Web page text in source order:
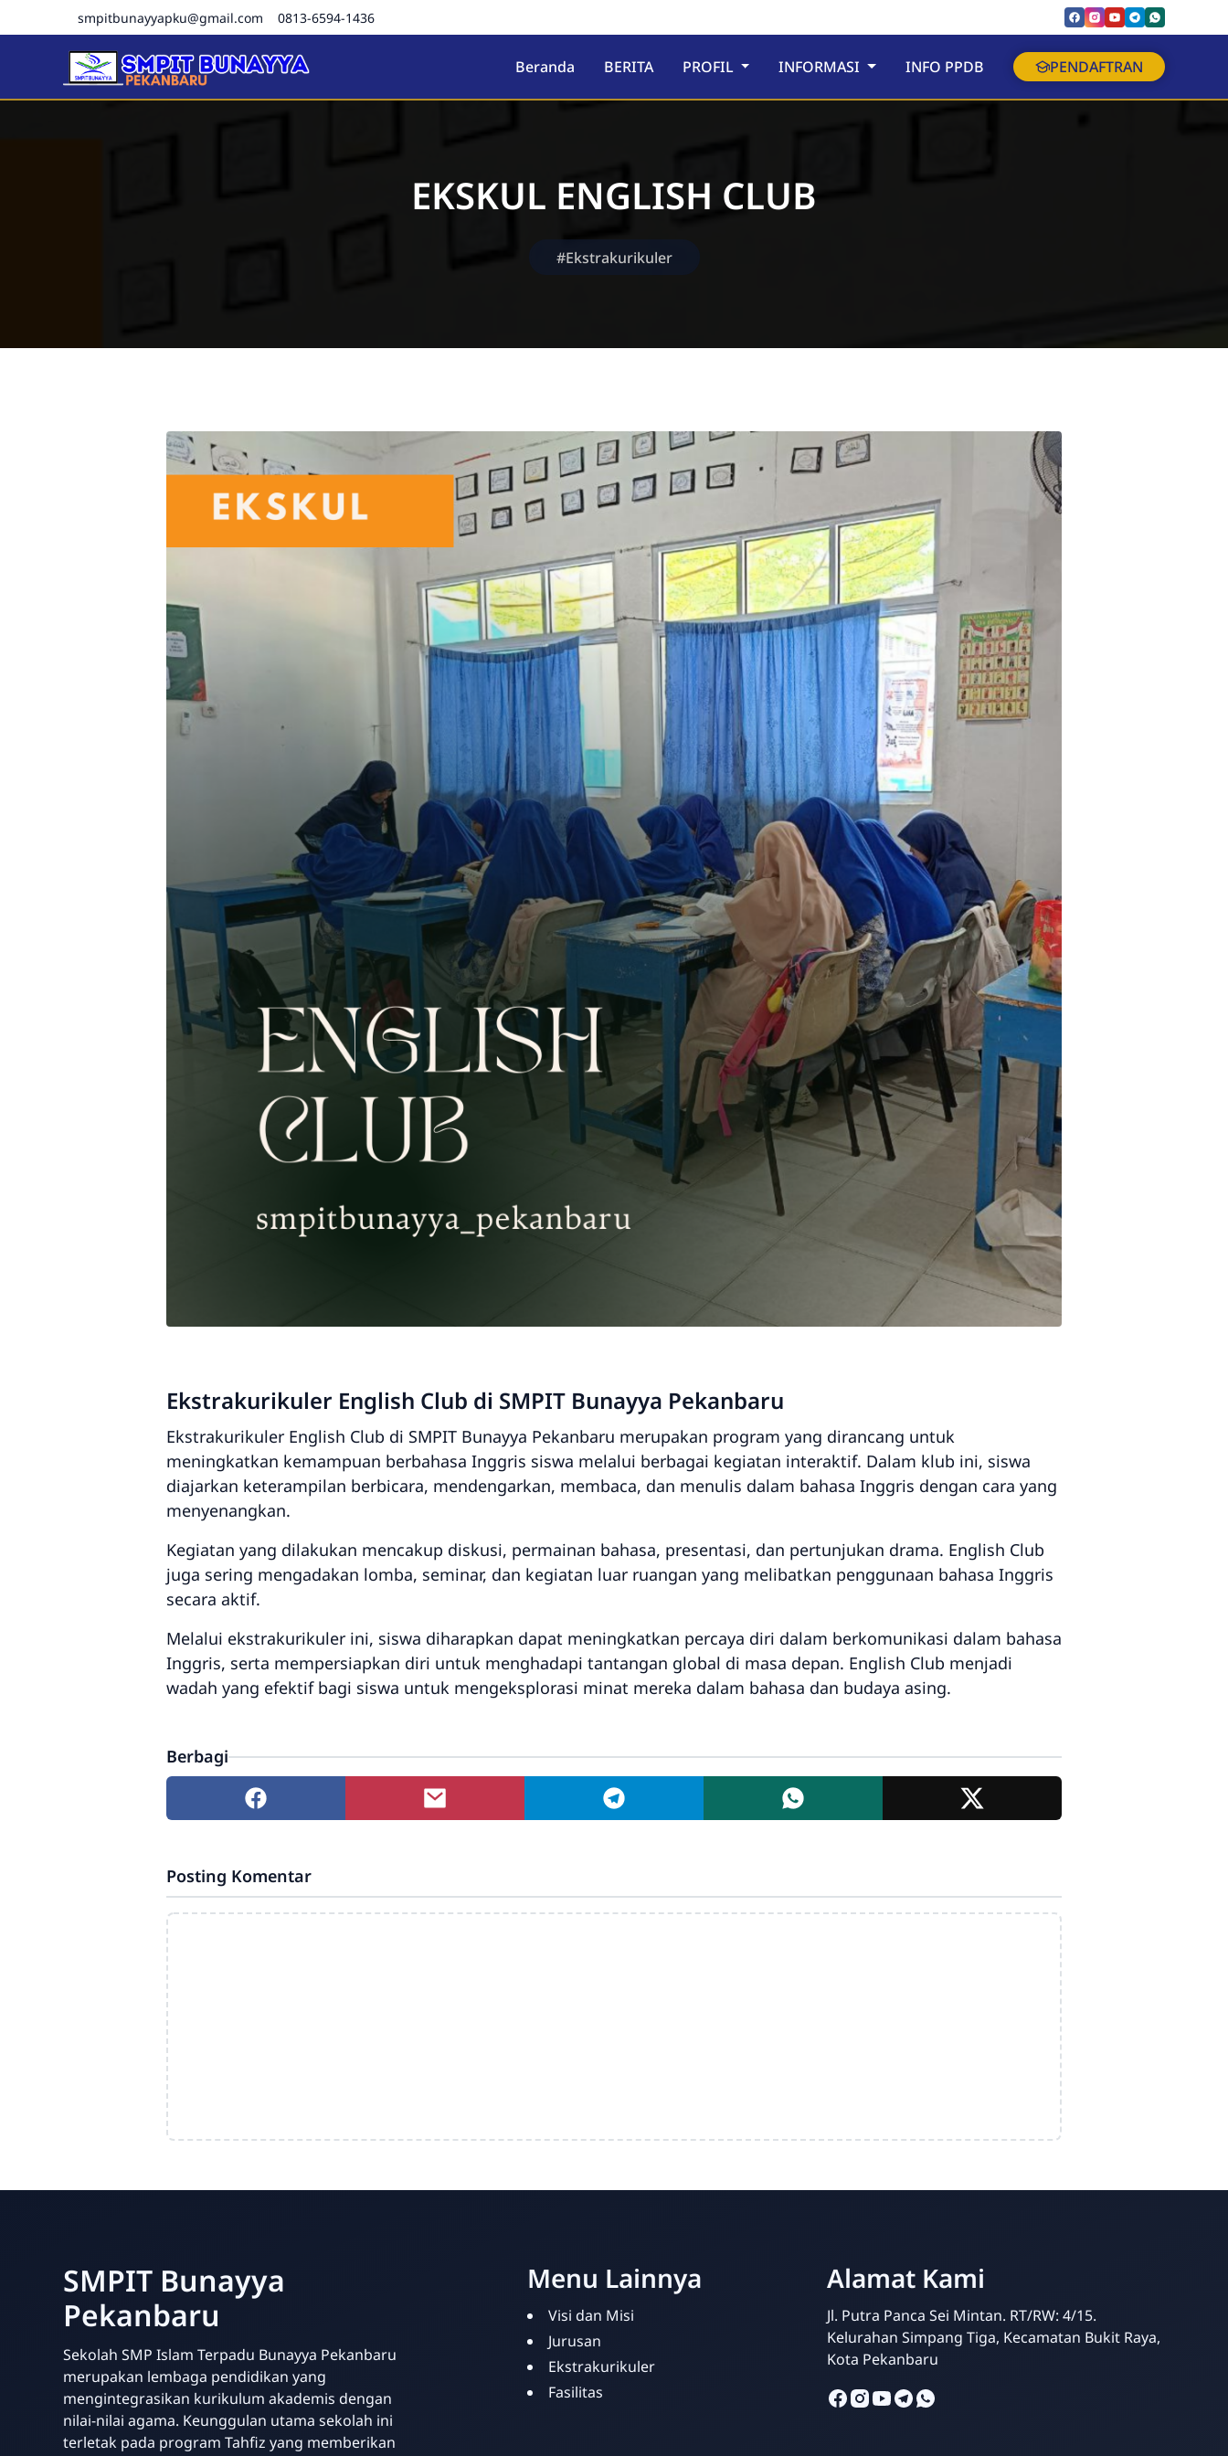
smpitbunayyapku@gmail.com 0813-6594-1436
SMPIT Bunayya Pekanbaru Beranda BERITA PROFIL INFORMASI INFO PPDB PENDAFTRAN
EKSKUL ENGLISH CLUB
#Ekstrakurikuler
Ekstrakurikuler English Club di SMPIT Bunayya Pekanbaru
Ekstrakurikuler English Club di SMPIT Bunayya Pekanbaru merupakan program yang dirancang untuk
meningkatkan kemampuan berbahasa Inggris siswa melalui berbagai kegiatan interaktif. Dalam klub ini, siswa
diajarkan keterampilan berbicara, mendengarkan, membaca, dan menulis dalam bahasa Inggris dengan cara yang
menyenangkan.
Kegiatan yang dilakukan mencakup diskusi, permainan bahasa, presentasi, dan pertunjukan drama. English Club
juga sering mengadakan lomba, seminar, dan kegiatan luar ruangan yang melibatkan penggunaan bahasa Inggris
secara aktif.
Melalui ekstrakurikuler ini, siswa diharapkan dapat meningkatkan percaya diri dalam berkomunikasi dalam bahasa
Inggris, serta mempersiapkan diri untuk menghadapi tantangan global di masa depan. English Club menjadi
wadah yang efektif bagi siswa untuk mengeksplorasi minat mereka dalam bahasa dan budaya asing.
Berbagi
Posting Komentar
SMPIT Bunayya
Pekanbaru
Sekolah SMP Islam Terpadu Bunayya Pekanbaru
merupakan lembaga pendidikan yang
mengintegrasikan kurikulum akademis dengan
nilai-nilai agama. Keunggulan utama sekolah ini
terletak pada program Tahfiz yang memberikan
Menu Lainnya
Visi dan Misi
Jurusan
Ekstrakurikuler
Fasilitas
Alamat Kami
Jl. Putra Panca Sei Mintan. RT/RW: 4/15.
Kelurahan Simpang Tiga, Kecamatan Bukit Raya,
Kota Pekanbaru